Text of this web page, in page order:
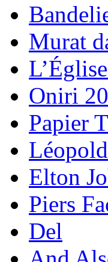
Murat
Oniri
Papier
Elton
Piers
Del